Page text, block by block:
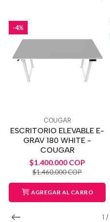
1 /
-4%
COUGAR
ESCRITORIO ELEVABLE E-
GRAV 180 WHITE -
COUGAR
$1.400.000 COP
$1.460.000 COP
AGREGAR AL CARRO